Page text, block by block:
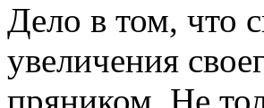
Дело в том, что
увеличения